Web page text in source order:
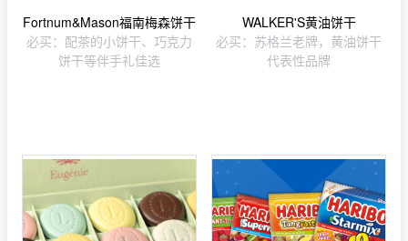
Fortnum&Mason福南梅森饼干
必买：配茶的小饼干、巧克力
饼干等伴手礼佳选
WALKER'S黄油饼干
必买：苏格兰老牌，黄油饼干
代表性品牌